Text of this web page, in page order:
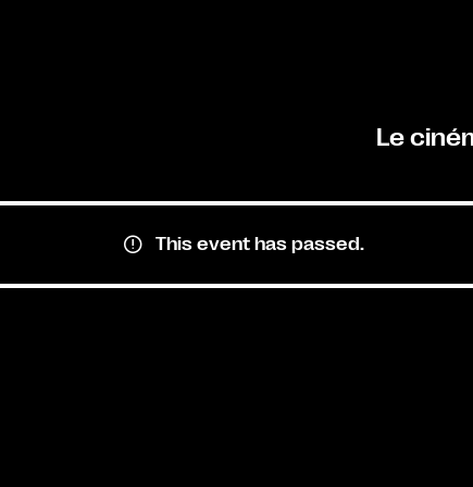
Le
This event has passed.